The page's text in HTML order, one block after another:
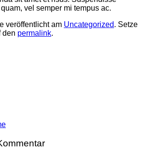
vel semper mi tempus ac.
veröffentlicht am Uncategorized. Setze
den permalink.